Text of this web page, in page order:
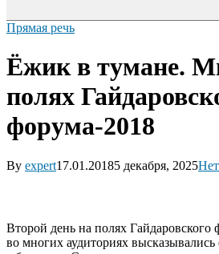
Прямая речь
Ёжик в тумане.
полях
форума-2018
By expert17.01.20185 декабря, 2025
Второй день на полях
во многих аудиториях